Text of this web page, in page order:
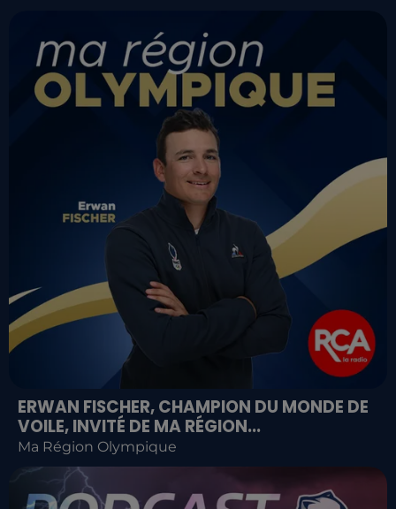
ERWAN FISCHER, CHAMPION DU MONDE DE
VOILE, INVITÉ DE MA RÉGION...
Ma Région Olympique